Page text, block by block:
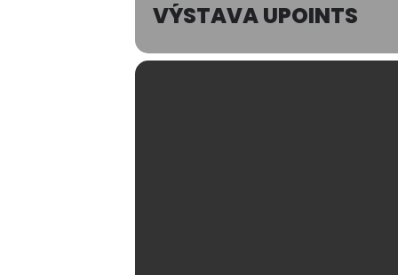
VÝSTAVA UPOINTS